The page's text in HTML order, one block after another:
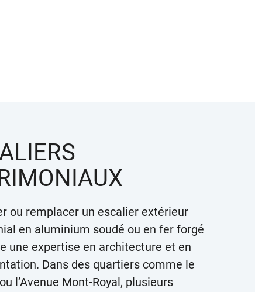
ou remplacer un escalier extérieur
en aluminium soudé ou en fer forgé
une expertise en architecture et en
Dans des quartiers comme le
l’Avenue Mont-Royal, plusieurs